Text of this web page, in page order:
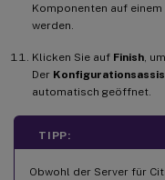
Komponenten auf
werden.
Klicken Sie auf Finish ,
Der
automatisch geöffnet.
TIPP:
Obwohl der Server für